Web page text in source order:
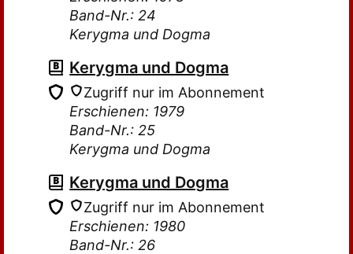
Band-Nr.: 24
Kerygma und Dogma
Kerygma und Dogma
Zugriff nur im Abonnement
Erschienen: 1979
Band-Nr.: 25
Kerygma und Dogma
Kerygma und Dogma
Zugriff nur im Abonnement
Erschienen: 1980
Band-Nr.: 26